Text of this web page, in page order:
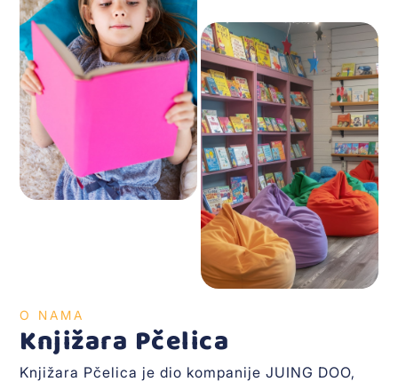
O NAMA
Knjižara Pčelica
Knjižara Pčelica je dio kompanije JUING DOO,